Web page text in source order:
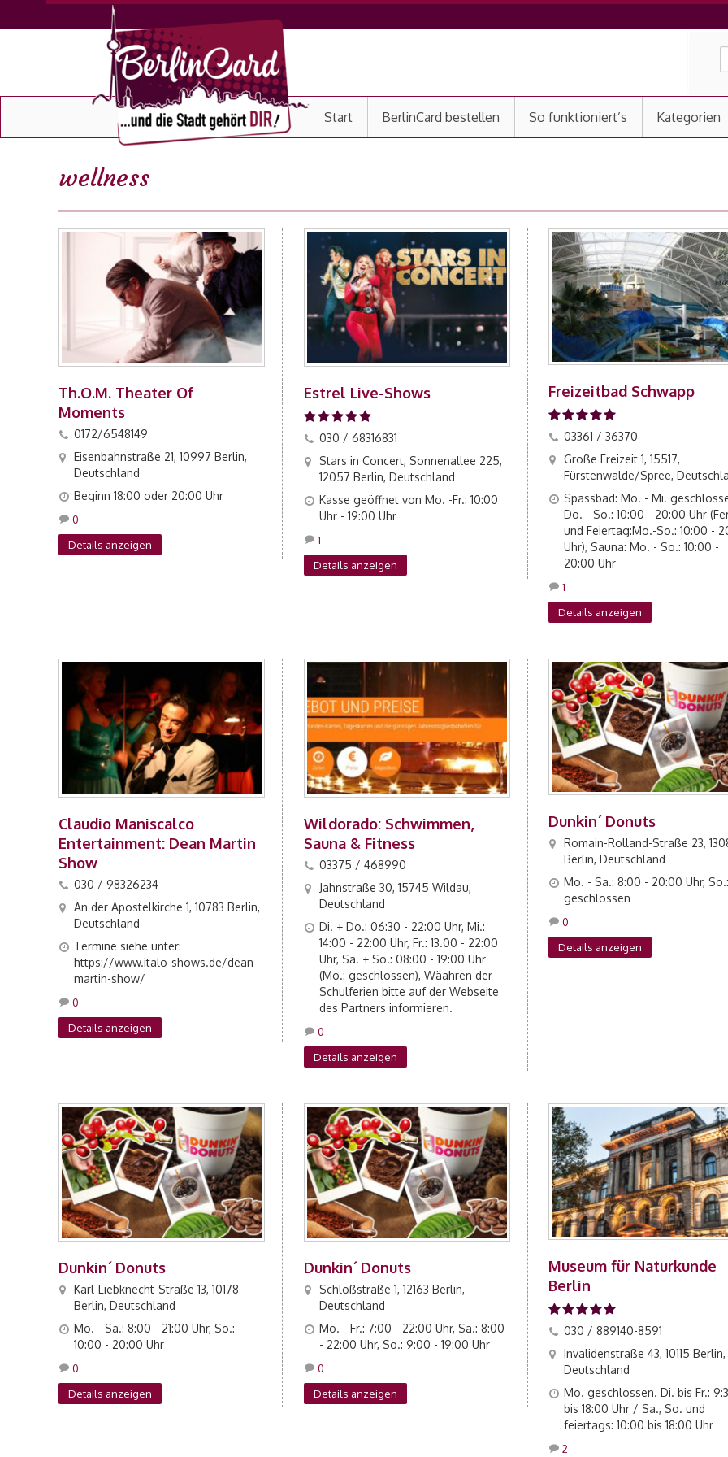
Start BerlinCard bestellen So funktioniert’s Kategorien
wellness
Th.O.M. Theater Of
Moments
0172/6548149
Eisenbahnstraße 21, 10997 Berlin,
Deutschland
Beginn 18:00 oder 20:00 Uhr
Details anzeigen
0
Estrel Live-Shows
030 / 68316831
Stars in Concert, Sonnenallee 225,
12057 Berlin, Deutschland
Kasse geöffnet von Mo. -Fr.: 10:00
Uhr - 19:00 Uhr
Details anzeigen
1
Freizeitbad Schwapp
03361 / 36370
Große Freizeit 1, 15517,
Fürstenwalde/Spree,
Spassbad: Mo. - Mi.
Do. - So.: 10:00 - 20:00 Uhr
und Feiertag:Mo.-So.: 10:00 -
Uhr), Sauna: Mo. - So.: 10:00 -
20:00 Uhr
Details anzeigen
1
Claudio Maniscalco
Entertainment: Dean Martin
Show
030 / 98326234
An der Apostelkirche 1, 10783 Berlin,
Deutschland
Termine siehe unter:
https://www.italo-shows.de/dean-
martin-show/
Details anzeigen
0
Wildorado: Schwimmen,
Sauna & Fitness
03375 / 468990
Jahnstraße 30, 15745 Wildau,
Deutschland
Di. + Do.: 06:30 - 22:00 Uhr, Mi.:
14:00 - 22:00 Uhr, Fr.: 13.00 - 22:00
Uhr, Sa. + So.: 08:00 - 19:00 Uhr
(Mo.: geschlossen), Wäahren der
Schulferien bitte auf der Webseite
des Partners informieren.
Details anzeigen
0
Dunkin´ Donuts
Romain-Rolland-Straße 23,
Berlin, Deutschland
Mo. - Sa.: 8:00 - 20:00 Uhr,
geschlossen
Details anzeigen
0
Dunkin´ Donuts
Karl-Liebknecht-Straße 13, 10178
Berlin, Deutschland
Mo. - Sa.: 8:00 - 21:00 Uhr, So.:
10:00 - 20:00 Uhr
Details anzeigen
0
Dunkin´ Donuts
Schloßstraße 1, 12163 Berlin,
Deutschland
Mo. - Fr.: 7:00 - 22:00 Uhr, Sa.: 8:00
- 22:00 Uhr, So.: 9:00 - 19:00 Uhr
Details anzeigen
0
Museum für Naturkunde
Berlin
030 / 889140-8591
Invalidenstraße 43, 10115 Berlin,
Deutschland
Mo. geschlossen. Di. bis Fr.:
bis 18:00 Uhr / Sa., So. und
feiertags: 10:00 bis 18:00 Uhr
2